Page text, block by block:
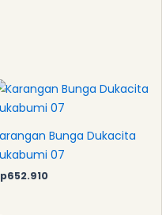
Bunga Dukacita
07
652.910